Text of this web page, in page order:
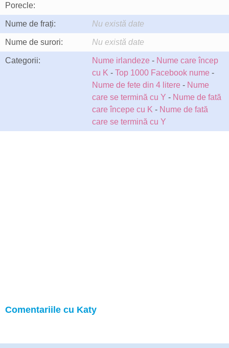
Porecle:
Nume de frați: Nu există date
Nume de surori: Nu există date
Categorii: Nume irlandeze - Nume care încep
cu K - Top 1000 Facebook nume -
Nume de fete din 4 litere - Nume
care se termină cu Y - Nume de fată
care începe cu K - Nume de fată
care se termină cu Y
Comentariile cu Katy